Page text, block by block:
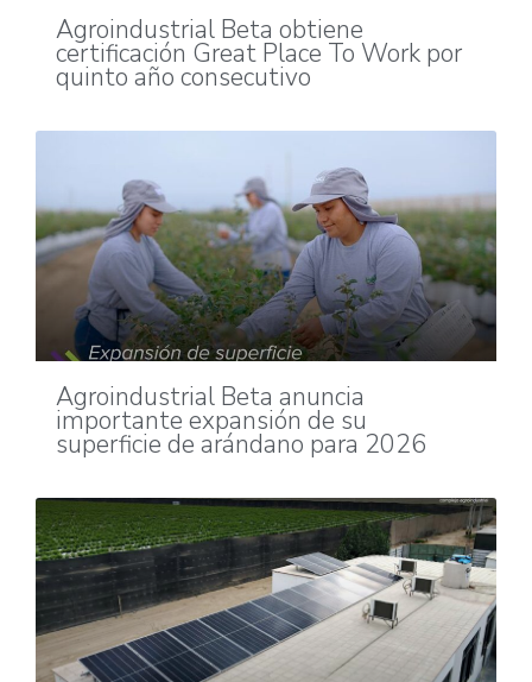
Agroindustrial Beta obtiene
certificación Great Place To Work por
quinto año consecutivo
Agroindustrial Beta anuncia
importante expansión de su
superficie de arándano para 2026